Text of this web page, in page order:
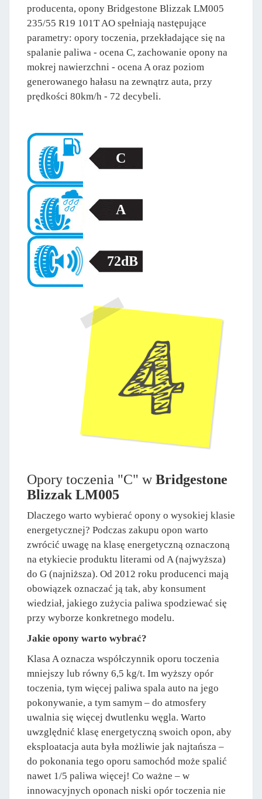
producenta, opony Bridgestone Blizzak LM005
235/55 R19 101T AO spełniają następujące
parametry: opory toczenia, przekładające się na
spalanie paliwa - ocena C, zachowanie opony na
mokrej nawierzchni - ocena A oraz poziom
generowanego hałasu na zewnątrz auta, przy
prędkości 80km/h - 72 decybeli.
C
A
72dB
Opory toczenia "C" wBridgestone
Blizzak LM005
Dlaczego warto wybierać opony o wysokiej klasie
energetycznej? Podczas zakupu opon warto
zwrócić uwagę na klasę energetyczną oznaczoną
na etykiecie produktu literami od A (najwyższa)
do G (najniższa). Od 2012 roku producenci mają
obowiązek oznaczać ją tak, aby konsument
wiedział, jakiego zużycia paliwa spodziewać się
przy wyborze konkretnego modelu.
Jakie opony warto wybrać?
Klasa A oznacza współczynnik oporu toczenia
mniejszy lub równy 6,5 kg/t. Im wyższy opór
toczenia, tym więcej paliwa spala auto na jego
pokonywanie, a tym samym – do atmosfery
uwalnia się więcej dwutlenku węgla. Warto
uwzględnić klasę energetyczną swoich opon, aby
eksploatacja auta była możliwie jak najtańsza –
do pokonania tego oporu samochód może spalić
nawet 1/5 paliwa więcej! Co ważne – w
innowacyjnych oponach niski opór toczenia nie